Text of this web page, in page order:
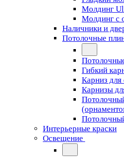
Молдинг
Молдинг с
Наличники и
Потолочные
Гибкий
Карниз
Карнизы
Интерьерные краски
Освещение